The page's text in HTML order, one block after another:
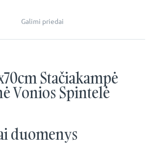
Galimi priedai
Stačiakampė
Vonios Spintelė
duomenys